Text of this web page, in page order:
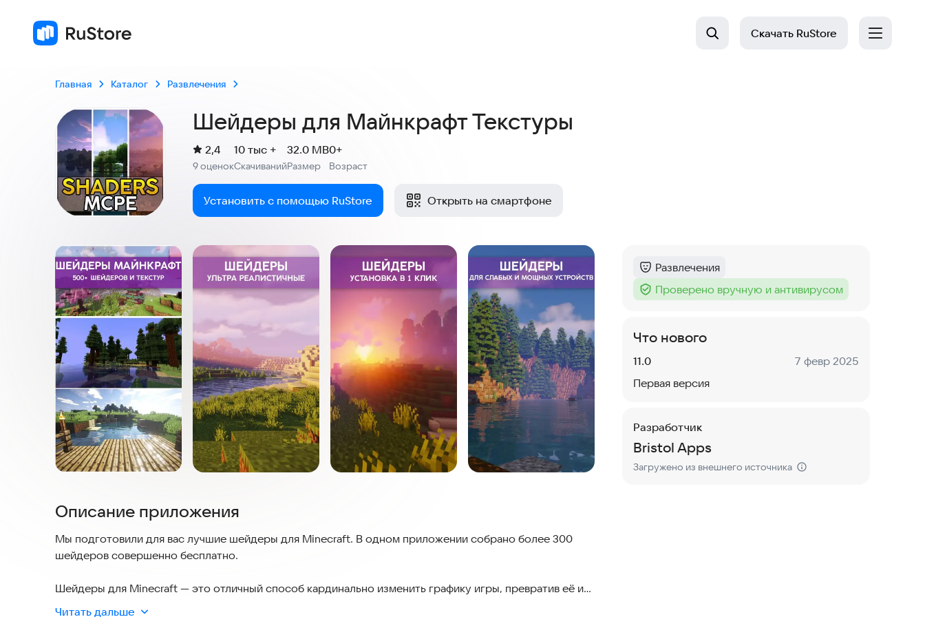
Скачать RuStore
Главная Каталог Развлечения
Шейдеры для Майнкрафт Текстуры
Рейтинг:
2,4
9 оценокСкачиваний
10 тыс +
Размер
32.0 MB
Возраст
0+
Установить с помощью RuStore Открыть на смартфоне
Скриншоты
Описание приложения
Мы подготовили для вас лучшие шейдеры для Minecraft. В одном приложении собрано более 300
шейдеров совершенно бесплатно.
Шейдеры для Minecraft — это отличный способ кардинально изменить графику игры, превратив её из
простой в захватывающую и реалистичную.
Читать дальше
Категория :
Развлечения
Тег :
Проверено вручную и антивирусом
Что нового
Версия:
11.0 Дата:
7 февр 2025
Первая версия
Разработчик
Bristol Apps
Загружено из внешнего источника